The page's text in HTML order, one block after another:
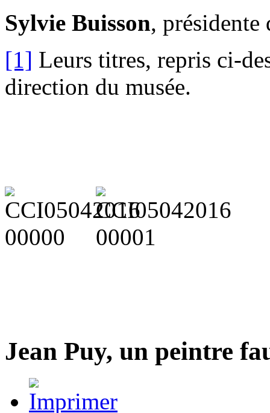
Sylvie Buisson, présidente
[1] Leurs titres, repris ci-
direction du musée.
Jean Puy, un peintre